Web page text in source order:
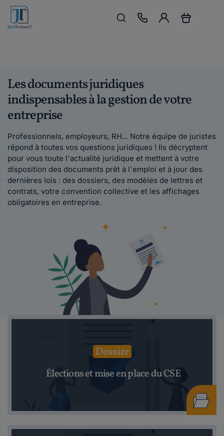
Les documents juridiques
indispensables à la gestion de votre
entreprise
Professionnels, employeurs, RH... Notre équipe de juristes
répond à toutes vos questions juridiques ! Ils décryptent
pour vous toute l'actualité juridique et mettent à votre
disposition des documents prêt à l'emploi et à jour des
dernières lois : des dossiers, des modèles de lettres et
contrats, votre convention collective et les affichages
obligatoires en entreprise.
Dossier
Élections et mise en place du CSE